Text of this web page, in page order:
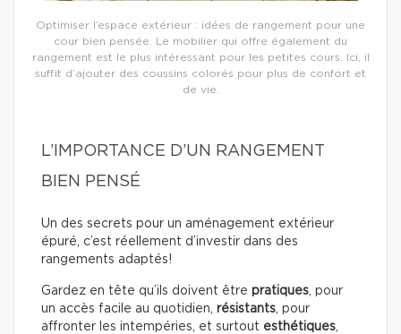
Optimiser l’espace extérieur : idées de rangement pour une
cour bien pensée. Le mobilier qui offre également du
rangement est le plus intéressant pour les petites cours. Ici, il
suffit d’ajouter des coussins colorés pour plus de confort et
de vie.
L’IMPORTANCE D’UN RANGEMENT
BIEN PENSÉ
Un des secrets pour un aménagement extérieur
épuré, c’est réellement d’investir dans des
rangements adaptés!
Gardez en tête qu’ils doivent être pratiques , pour
un accès facile au quotidien, résistants , pour
affronter les intempéries, et surtout esthétiques